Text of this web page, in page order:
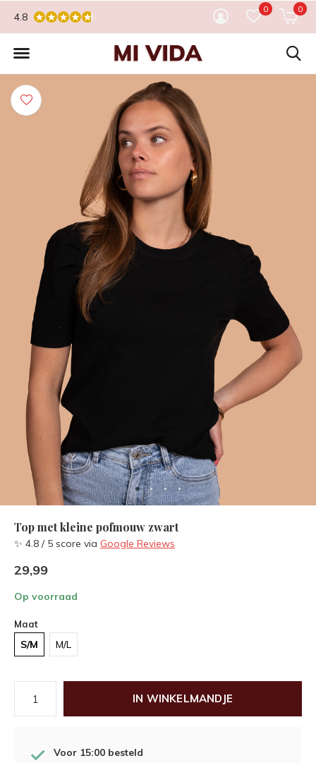
0 0
4.8
Top met kleine pofmouw zwart
✨ 4.8 / 5 score via Google Reviews
29,99
Op voorraad
Maat
S/M M/L
IN WINKELMANDJE
Voor 15:00 besteld